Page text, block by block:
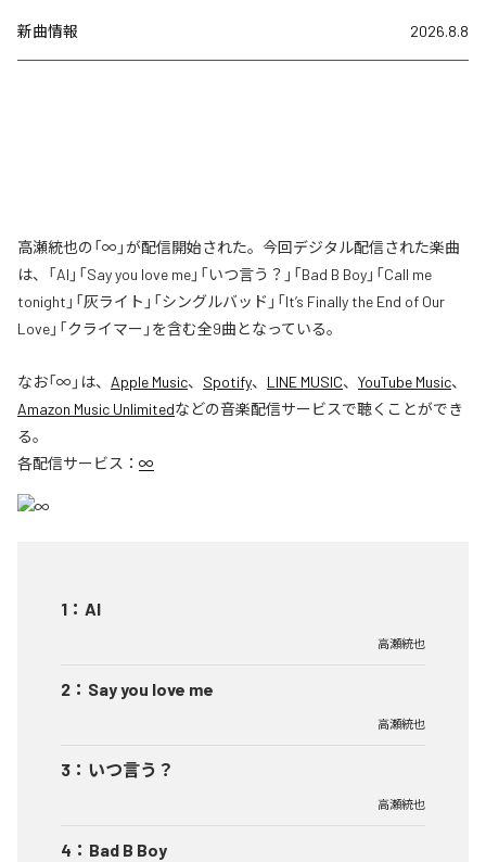
新曲情報 2026.8.8
高瀬統也の「∞」が配信開始された。今回デジタル配信された楽曲
は、「AI」「Say you love me」「いつ言う？」「Bad B Boy」「Call me
tonight」「灰ライト」「シングルバッド」「It’s Finally the End of Our
Love」「クライマー」を含む全9曲となっている。
なお「∞ 」は、 Apple Music、 Spotify、 LINE MUSIC、 YouTube Music、
Amazon Music Unlimitedなどの音楽配信サービスで聴くことができ
る。
各配信サービス： ∞
1 ： AI
高瀬統也
2 ： Say you love me
高瀬統也
3 ： いつ言う？
高瀬統也
4 ： Bad B Boy